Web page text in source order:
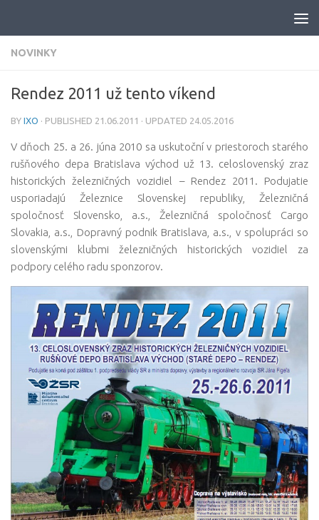
NOVINKY
Rendez 2011 už tento víkend
BY IXO · PUBLISHED 21.06.2011 · UPDATED 24.05.2016
V dňoch 25. a 26. júna 2010 sa uskutoční v priestoroch starého
rušňového depa Bratislava východ už 13. celoslovenský zraz
historických železničných vozidiel – Rendez 2011. Podujatie
usporiadajú Železnice Slovenskej republiky, Železničná
spoločnosť Slovensko, a.s., Železničná spoločnosť Cargo
Slovakia, a.s., Dopravný podnik Bratislava, a.s., v spolupráci so
slovenskými klubmi železničných historických vozidiel za
podpory celého radu sponzorov.